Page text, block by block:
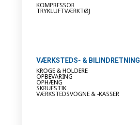
KOMPRESSOR
TRYKLUFTVÆRKTØJ
VÆRKSTEDS- & BILINDRETNING
KROGE & HOLDERE
OPBEVARING
OPHÆNG
SKRUESTIK
VÆRKSTEDSVOGNE & -KASSER